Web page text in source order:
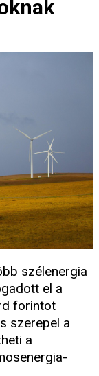
szélenergia
el a
forintot
szerepel a
a